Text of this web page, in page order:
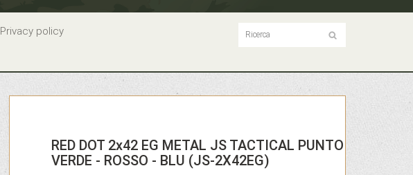
Privacy policy
RED DOT 2x42 EG METAL JS TACTICAL PUNTO
VERDE - ROSSO - BLU (JS-2X42EG)